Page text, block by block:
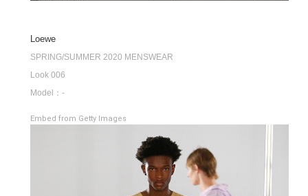
Loewe
SPRING/SUMMER 2020 MENSWEAR
Look 006
Model：-
Embed from Getty Images